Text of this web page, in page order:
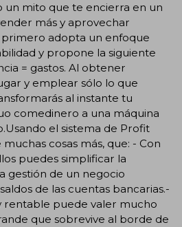
un mito que te encierra en un
más y aprovechar
primero adopta un enfoque
y propone la siguiente
= gastos. Al obtener
y emplear sólo lo que
al instante tu
comedinero a una máquina
el sistema de Profit
cosas más, que: - Con
puedes simplificar la
gestión de un negocio
de las cuentas bancarias.-
rentable puede valer mucho
que sobrevive al borde de